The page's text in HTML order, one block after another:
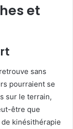
et
sans
pourraient se
sur le terrain,
être que
kinésithérapie